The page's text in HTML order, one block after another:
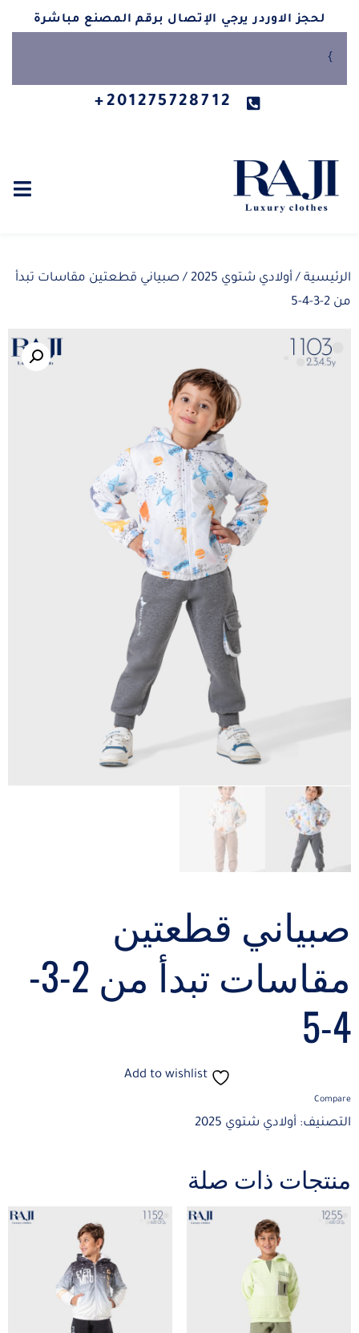
لحجز الاوردر يرجي الإتصال برقم المصنع مباشرة
}
201275728712+
الرئيسية / أولادي شتوي 2025
/ صبياني قطعتين مقاسات تبدأ
من 2-3-4-5
صبياني قطعتين
مقاسات تبدأ من 2-3-
4-5
Add to wishlist
Compare
التصنيف: أولادي شتوي 2025
منتجات ذات صلة